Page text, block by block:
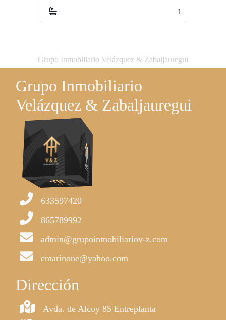
Grupo Inmobiliario Velázquez & Zabaljauregui
Grupo Inmobiliario
Velázquez & Zabaljauregui
633597420
865789992
admin@grupoinmobiliariov-z.com
emarinone@yahoo.com
Dirección
Avda. de Alcoy 85 Entreplanta